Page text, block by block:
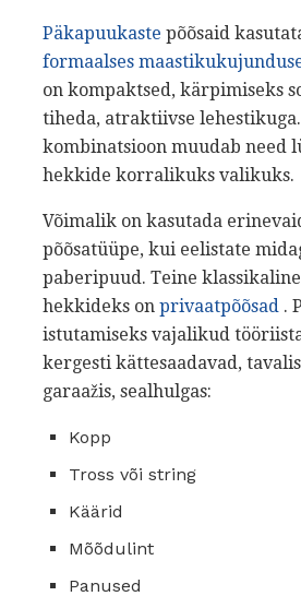
Päkapuukaste põõsaid
formaalses
on kompaktsed, kärpimiseks
tiheda, atraktiivse lehestikuga.
kombinatsioon muudab need
hekkide korralikuks valikuks.
Võimalik on kasutada
põõsatüüpe, kui eelistate
paberipuud. Teine
hekkideks on privaatpõõsad .
istutamiseks vajalikud
kergesti kättesaadavad,
garaažis, sealhulgas:
Kopp
Tross või string
Käärid
Mõõdulint
Panused